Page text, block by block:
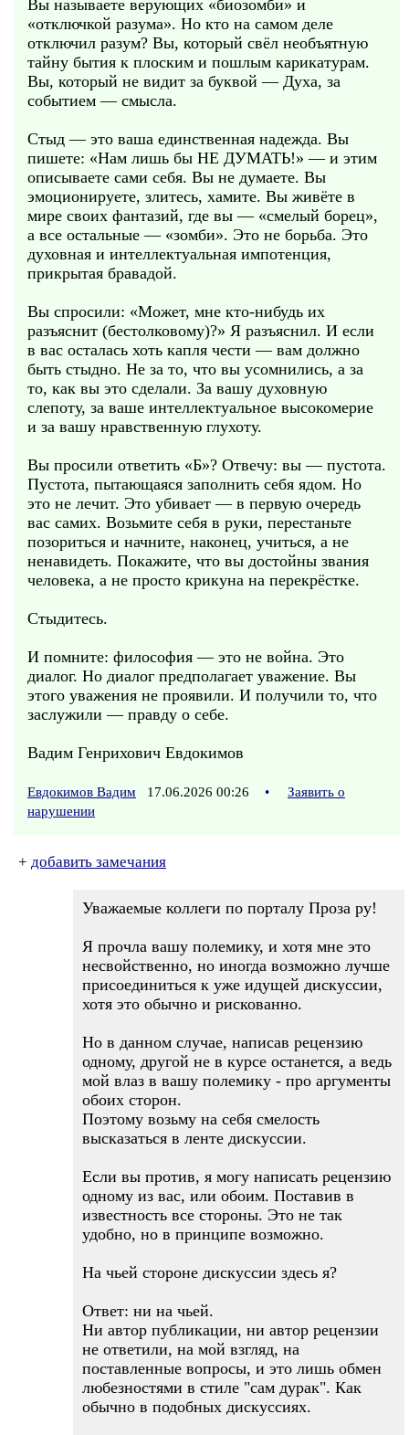
Вы называете верующих «биозомби» и
«отключкой разума». Но кто на самом деле
отключил разум? Вы, который свёл необъятную
тайну бытия к плоским и пошлым карикатурам.
Вы, который не видит за буквой — Духа, за
событием — смысла.
Стыд — это ваша единственная надежда. Вы
пишете: «Нам лишь бы НЕ ДУМАТЬ!» — и этим
описываете сами себя. Вы не думаете. Вы
эмоционируете, злитесь, хамите. Вы живёте в
мире своих фантазий, где вы — «смелый борец»,
а все остальные — «зомби». Это не борьба. Это
духовная и интеллектуальная импотенция,
прикрытая бравадой.
Вы спросили: «Может, мне кто‑нибудь их
разъяснит (бестолковому)?» Я разъяснил. И если
в вас осталась хоть капля чести — вам должно
быть стыдно. Не за то, что вы усомнились, а за
то, как вы это сделали. За вашу духовную
слепоту, за ваше интеллектуальное высокомерие
и за вашу нравственную глухоту.
Вы просили ответить «Б»? Отвечу: вы — пустота.
Пустота, пытающаяся заполнить себя ядом. Но
это не лечит. Это убивает — в первую очередь
вас самих. Возьмите себя в руки, перестаньте
позориться и начните, наконец, учиться, а не
ненавидеть. Покажите, что вы достойны звания
человека, а не просто крикуна на перекрёстке.
Стыдитесь.
И помните: философия — это не война. Это
диалог. Но диалог предполагает уважение. Вы
этого уважения не проявили. И получили то, что
заслужили — правду о себе.
Вадим Генрихович Евдокимов
Евдокимов Вадим 17.06.2026 00:26 •
Заявить о
нарушении
+ добавить замечания
Уважаемые коллеги по порталу Проза ру!
Я прочла вашу полемику, и хотя мне это
несвойственно, но иногда возможно лучше
присоединиться к уже идущей дискуссии,
хотя это обычно и рискованно.
Но в данном случае, написав рецензию
одному, другой не в курсе останется, а ведь
мой влаз в вашу полемику - про аргументы
обоих сторон.
Поэтому возьму на себя смелость
высказаться в ленте дискуссии.
Если вы против, я могу написать рецензию
одному из вас, или обоим. Поставив в
известность все стороны. Это не так
удобно, но в принципе возможно.
На чьей стороне дискуссии здесь я?
Ответ: ни на чьей.
Ни автор публикации, ни автор рецензии
не ответили, на мой взгляд, на
поставленные вопросы, и это лишь обмен
любезностями в стиле "сам дурак". Как
обычно в подобных дискуссиях.